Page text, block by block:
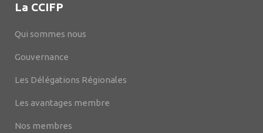
La CCIFP
Qui sommes nous
Gouvernance
Les Délégations Régionales
Les avantages membre
Nos membres